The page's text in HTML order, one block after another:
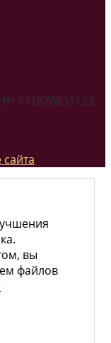
771870831123
вы
файлов